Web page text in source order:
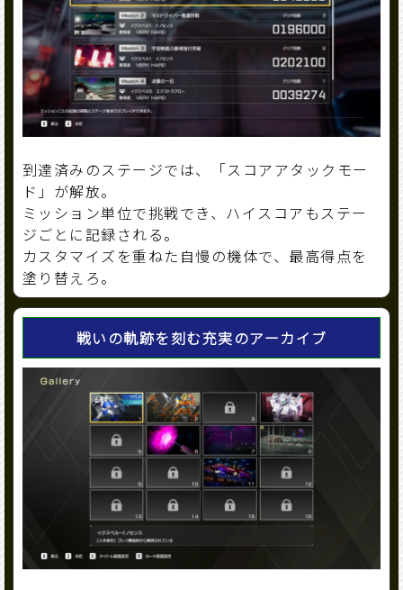
到達済みのステージでは、「スコアアタックモー
ド」が解放。
ミッション単位で挑戦でき、ハイスコアもステー
ジごとに記録される。
カスタマイズを重ねた自慢の機体で、最高得点を
塗り替えろ。
戦いの軌跡を刻む充実のアーカイブ